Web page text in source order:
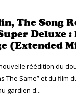
The Song
Deluxe
(Extended
réédition du
The Same” et du film
gardien d...